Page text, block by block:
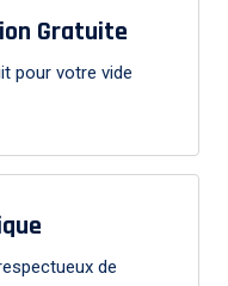
Gratuite
pour votre vide
de